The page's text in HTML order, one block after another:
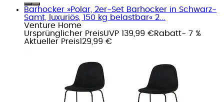
Barhocker »Polar, 2er-Set Barhocker in Schwarz-
Samt, luxuriös, 150 kg belastbar« 2...
Venture Home
Ursprünglicher PreisUVP 139,99 €Rabatt- 7 %
Aktueller Preis129,99 €